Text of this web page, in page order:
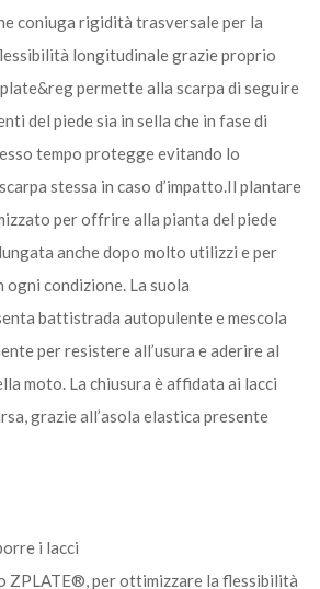
coniuga rigidità trasversale per la
longitudinale grazie proprio
permette alla scarpa di seguire
del piede sia in sella che in fase di
tempo protegge evitando lo
stessa in caso d’impatto.Il plantare
per offrire alla pianta del piede
anche dopo molto utilizzi e per
condizione. La suola
battistrada autopulente e mescola
per resistere all’usura e aderire al
moto. La chiusura è affidata ai lacci
grazie all’asola elastica presente
i lacci
ZPLATE®, per ottimizzare la flessibilità